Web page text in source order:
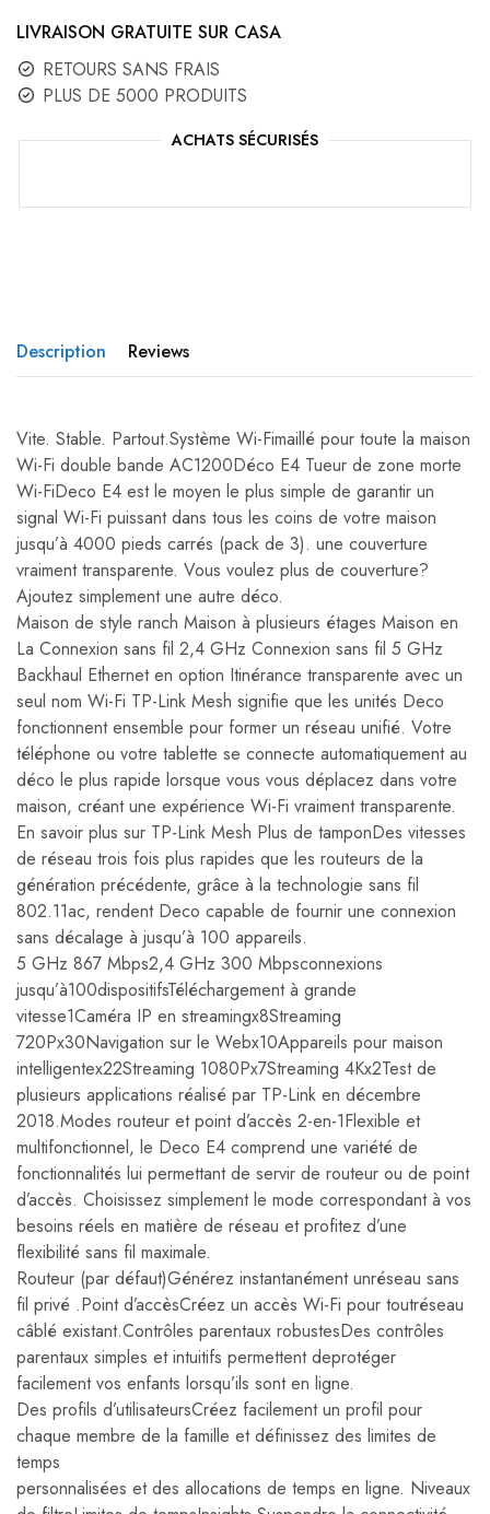
LIVRAISON GRATUITE SUR CASA
RETOURS SANS FRAIS
PLUS DE 5000 PRODUITS
ACHATS SÉCURISÉS
Description Reviews
Vite. Stable. Partout.Système Wi-Fimaillé pour toute la maison
Wi-Fi double bande AC1200Déco E4 Tueur de zone morte
Wi-FiDeco E4 est le moyen le plus simple de garantir un
signal Wi-Fi puissant dans tous les coins de votre maison
jusqu’à 4000 pieds carrés (pack de 3). une couverture
vraiment transparente. Vous voulez plus de couverture?
Ajoutez simplement une autre déco.
Maison de style ranch Maison à plusieurs étages Maison en
La Connexion sans fil 2,4 GHz Connexion sans fil 5 GHz
Backhaul Ethernet en option Itinérance transparente avec un
seul nom Wi-Fi TP-Link Mesh signifie que les unités Deco
fonctionnent ensemble pour former un réseau unifié. Votre
téléphone ou votre tablette se connecte automatiquement au
déco le plus rapide lorsque vous vous déplacez dans votre
maison, créant une expérience Wi-Fi vraiment transparente.
En savoir plus sur TP-Link Mesh Plus de tamponDes vitesses
de réseau trois fois plus rapides que les routeurs de la
génération précédente, grâce à la technologie sans fil
802.11ac, rendent Deco capable de fournir une connexion
sans décalage à jusqu’à 100 appareils.
5 GHz 867 Mbps2,4 GHz 300 Mbpsconnexions
jusqu’à100dispositifsTéléchargement à grande
vitesse1Caméra IP en streamingx8Streaming
720Px30Navigation sur le Webx10Appareils pour maison
intelligentex22Streaming 1080Px7Streaming 4Kx2Test de
plusieurs applications réalisé par TP-Link en décembre
2018.Modes routeur et point d’accès 2-en-1Flexible et
multifonctionnel, le Deco E4 comprend une variété de
fonctionnalités lui permettant de servir de routeur ou de point
d’accès. Choisissez simplement le mode correspondant à vos
besoins réels en matière de réseau et profitez d’une
flexibilité sans fil maximale.
Routeur (par défaut)Générez instantanément unréseau sans
fil privé .Point d’accèsCréez un accès Wi-Fi pour toutréseau
câblé existant.Contrôles parentaux robustesDes contrôles
parentaux simples et intuitifs permettent deprotéger
facilement vos enfants lorsqu’ils sont en ligne.
Des profils d’utilisateursCréez facilement un profil pour
chaque membre de la famille et définissez des limites de
temps
personnalisées et des allocations de temps en ligne. Niveaux